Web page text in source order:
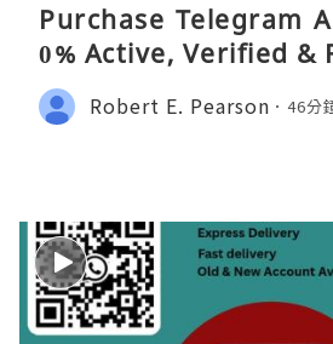
Purchase Telegram
0% Active, Verified &
Robert E. Pearson 46分